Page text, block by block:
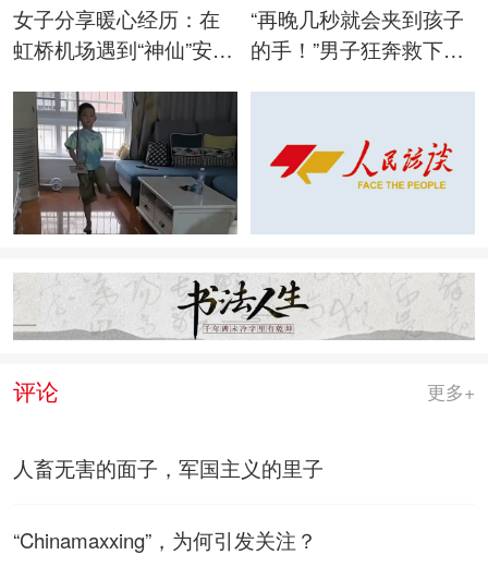
女子分享暖心经历：在
虹桥机场遇到“神仙”安检
“再晚几秒就会夹到孩子
的手！”男子狂奔救下6
评论 更多+
人畜无害的面子，军国主义的里子
“Chinamaxxing”，为何引发关注？